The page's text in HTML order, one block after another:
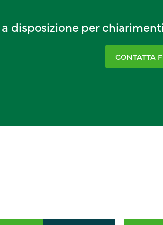
disposizione per
CONTATTA